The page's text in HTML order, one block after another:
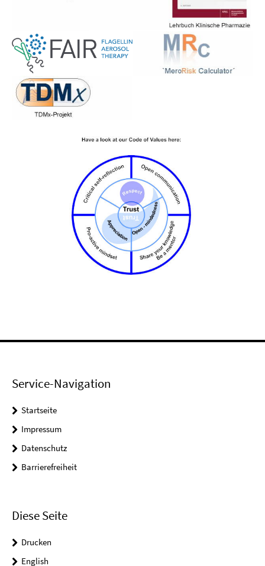
Service-Navigation
Startseite
Impressum
Datenschutz
Barrierefreiheit
Diese Seite
Drucken
English